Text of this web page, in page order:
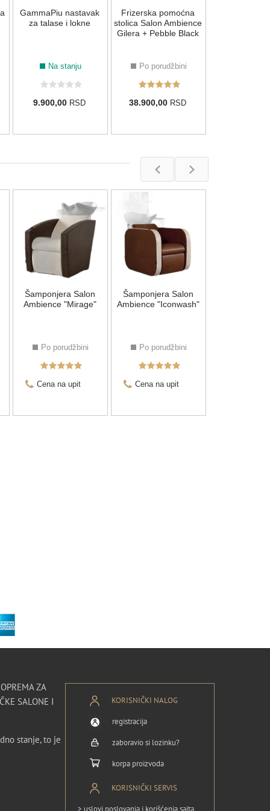
GammaPiu nastavak
za talase i lokne
Na stanju
9.900,00 RSD
Frizerska pomoćna
stolica Salon Ambience
Gilera + Pebble Black
Po porudžbini
38.900,00 RSD
Šamponjera Salon
Ambience "Mirage"
Po porudžbini
Cena na upit
Šamponjera Salon
Ambience "Iconwash"
Po porudžbini
Cena na upit
ZA
SALONE I
stanje, to je
KORISNIČKI NALOG
registracija
zaboravio si lozinku?
korpa proizvoda
KORISNIČKI SERVIS
> uslovi poslovanja i korišćenja sajta